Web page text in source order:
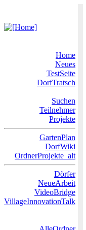
Home
Neues
TestSeite
DorfTratsch
Suchen
Teilnehmer
Projekte
GartenPlan
DorfWiki
OrdnerProjekte_alt
Dörfer
NeueArbeit
VideoBridge
VillageInnovationTalk